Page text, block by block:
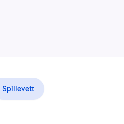
Spillevett